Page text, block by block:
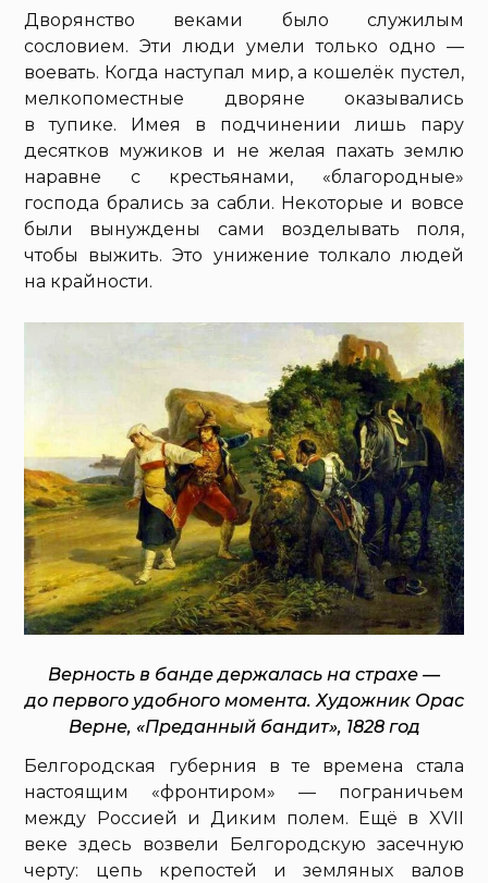
Дворянство веками было служилым
сословием. Эти люди умели только одно —
воевать. Когда наступал мир, а кошелёк пустел,
мелкопоместные дворяне оказывались
в тупике. Имея в подчинении лишь пару
десятков мужиков и не желая пахать землю
наравне с крестьянами, «благородные»
господа брались за сабли. Некоторые и вовсе
были вынуждены сами возделывать поля,
чтобы выжить. Это унижение толкало людей
на крайности.
Верность в банде держалась на страхе —
до первого удобного момента. Художник Орас
Верне, «Преданный бандит», 1828 год
Белгородская губерния в те времена стала
настоящим «фронтиром» — пограничьем
между Россией и Диким полем. Ещё в XVII
веке здесь возвели Белгородскую засечную
черту: цепь крепостей и земляных валов